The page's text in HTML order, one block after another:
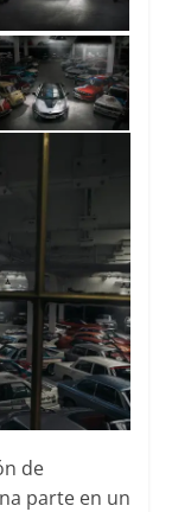
de
parte en un